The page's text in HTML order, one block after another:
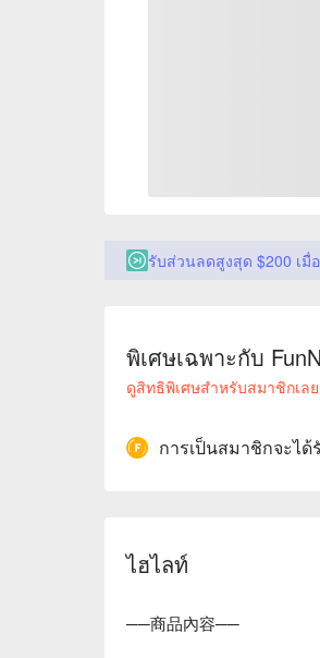
รับส่วนลดสูงสุด $200 เมื่
พิเศษเฉพาะกับ
ดูสิทธิพิเศษสำหรับสมาชิกเลย
การเป็นสมาชิกจะไ
ไฮไลท์
──商品內容──